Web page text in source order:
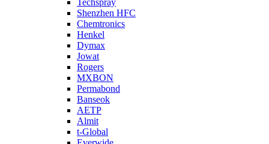
Techspray
Shenzhen HFC
Chemtronics
Henkel
Dymax
Jowat
Rogers
MXBON
Permabond
Banseok
AETP
Almit
t-Global